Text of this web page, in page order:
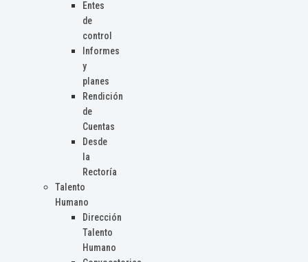
Entes
de
control
Informes
y
planes
Rendición
de
Cuentas
Desde
la
Rectoría
Talento
Humano
Dirección
Talento
Humano